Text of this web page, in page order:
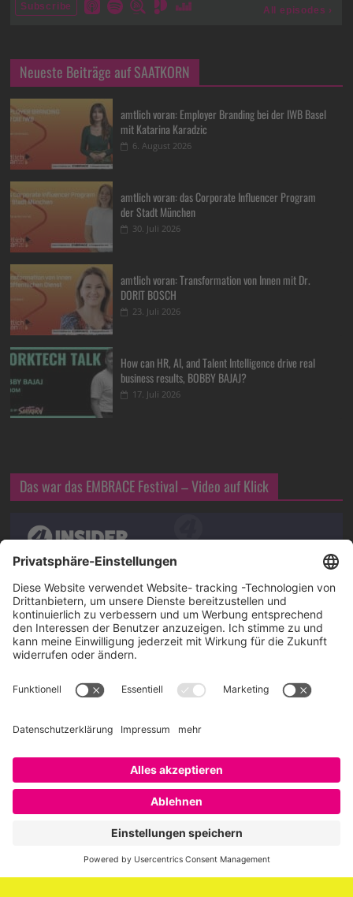
Neueste Beiträge auf SAATKORN
amtlich voran: Employer Branding bei der IWB Basel
mit Katarina Karadzic
6. August 2026
amtlich voran: das Corporate Influencer Program
der Stadt München
30. Juli 2026
amtlich voran: Transformation von Innen mit Dr.
DORIT BOSCH
23. Juli 2026
How can HR, AI, and Talent Intelligence drive real
business results, BOBBY BAJAJ?
17. Juli 2026
Das war das EMBRACE Festival – Video auf Klick
Über SAATKORN
SAATKORN ist der Blog von Gero Hesse. Seit 2009 schreibt
er über die Themen Employer Branding,